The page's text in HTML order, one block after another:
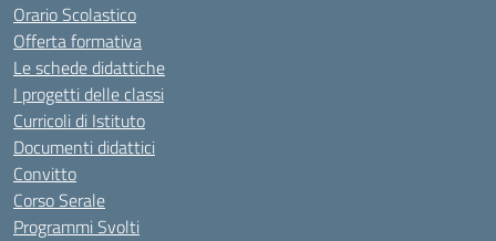
Orario Scolastico
Offerta formativa
Le schede didattiche
I progetti delle classi
Curricoli di Istituto
Documenti didattici
Convitto
Corso Serale
Programmi Svolti